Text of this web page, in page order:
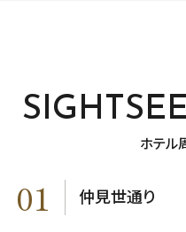
ホテル
01 仲見世通り